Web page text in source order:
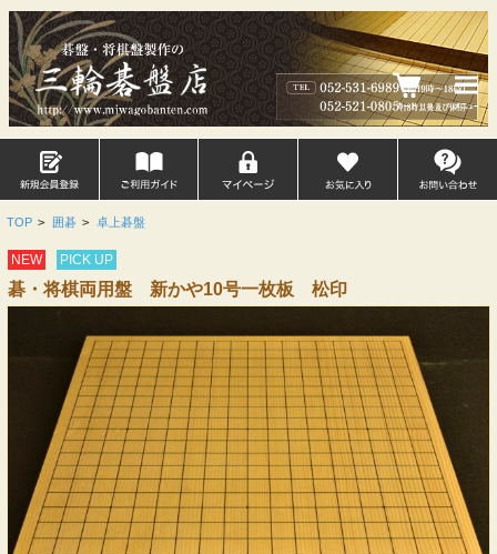
TOP > 囲碁 > 卓上碁盤
NEW PICK UP
碁・将棋両用盤 新かや10号一枚板 松印